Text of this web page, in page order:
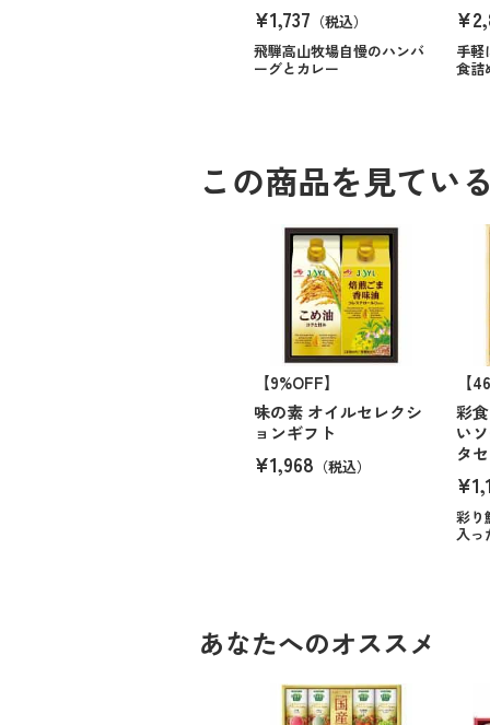
¥1,737 （税込）
飛騨高山牧場自慢のハンバ
ーグとカレー
手軽
食詰
この商品を見てい
【9%OFF】
味の素 オイルセレクシ
ョンギフト
¥1,968 （税込）
【
彩
い
タ
彩り
入っ
あなたへのオススメ